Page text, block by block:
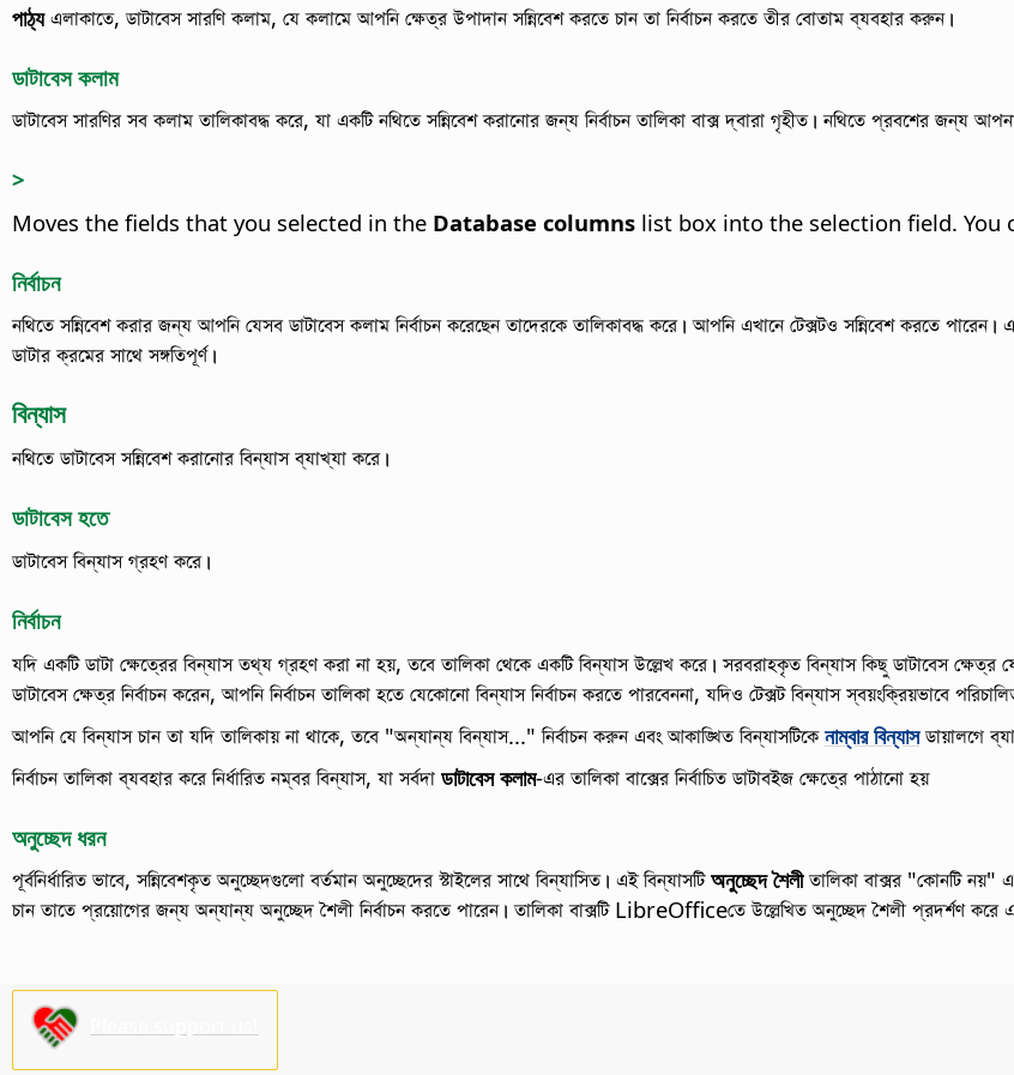
পাঠ্যএলাকাতে, ডাটাবেস সারণি কলাম, যে কলামে আপনি ক্ষেত্র উপাদান সন্নিবেশ করতে চান তা নির্বাচন করতে তীর বোতাম ব্যবহার করুন।
ডাটাবেস কলাম
ডাটাবেস সারণির সব কলাম তালিকাবদ্ধ করে, যা একটি নথিতে সন্নিবেশ করানোর জন্য নির্বাচন তালিকা বাক্স দ্বারা গৃহীত।নথিতে প্রবশের জন্য
>
Moves the fields that you selected in the Database columns list box into the selection field. You
নির্বাচন
নথিতে সন্নিবেশ করার জন্য আপনি যেসব ডাটাবেস কলাম নির্বাচন করেছেন তাদেরকে তালিকাবদ্ধ করে। আপনি এখানে টেক্সটও সন্নিবেশ করতে পারেন।
ডাটার ক্রমের সাথে সঙ্গতিপূর্ণ।
বিন্যাস
নথিতে ডাটাবেস সন্নিবেশ করানোর বিন্যাস ব্যাখ্যা করে।
ডাটাবেস হতে
ডাটাবেস বিন্যাস গ্রহণ করে।
নির্বাচন
যদি একটি ডাটা ক্ষেত্রের বিন্যাস তথ্য গ্রহণ করা না হয়, তবে তালিকা থেকে একটি বিন্যাস উল্লেখ করে। সরবরাহকৃত বিন্যাস কিছু ডাটাবেস ক্ষেত্র
ডাটাবেস ক্ষেত্র নির্বাচন করেন, আপনি নির্বাচন তালিকা হতে যেকোনো বিন্যাস নির্বাচন করতে পারবেননা, যদিও টেক্সট বিন্যাস স্বয়ংক্রিয়ভাবে
আপনি যে বিন্যাস চান তা যদি তালিকায় না থাকে, তবে "অন্যান্য বিন্যাস..." নির্বাচন করুন এবং আকাঙ্খিত বিন্যাসটিকেনাম্বার বিন্যাসডায়ালগে
নির্বাচন তালিকা ব্যবহার করে নির্ধারিত নম্বর বিন্যাস, যা সর্বদা ডাটাবেস কলাম-এর তালিকা বাক্সের নির্বাচিত ডাটাবইজ ক্ষেত্রে পাঠানো হয়
অনুচ্ছেদ ধরন
পূর্বনির্ধারিত ভাবে, সন্নিবেশকৃত অনুচ্ছেদগুলো বর্তমান অনুচ্ছেদের স্টাইলের সাথে বিন্যাসিত। এই বিন্যাসটিঅনুচ্ছেদ শৈলীতালিকা বাক্সর "কোনটি নয়"
চান তাতে প্রয়োগের জন্য অন্যান্য অনুচ্ছেদ শৈলী নির্বাচন করতে পারেন। তালিকা বাক্সটি LibreOfficeতে উল্লেখিত অনুচ্ছেদ শৈলী প্রদর্শণ করে